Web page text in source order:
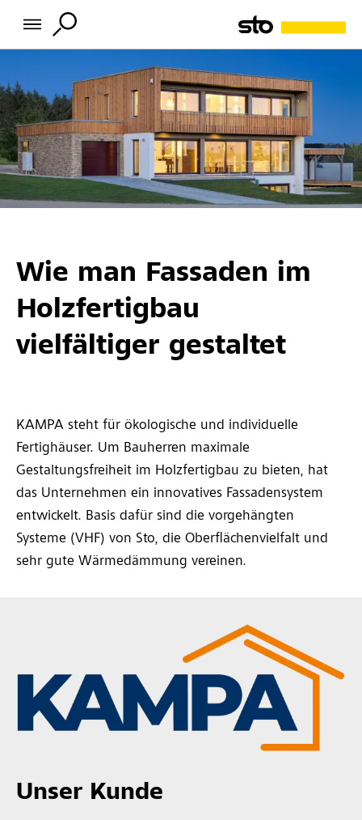
Wie man Fassaden im
Holzfertigbau
vielfältiger gestaltet
KAMPA steht für ökologische und individuelle
Fertighäuser. Um Bauherren maximale
Gestaltungsfreiheit im Holzfertigbau zu bieten, hat
das Unternehmen ein innovatives Fassadensystem
entwickelt. Basis dafür sind die vorgehängten
Systeme (VHF) von Sto, die Oberflächenvielfalt und
sehr gute Wärmedämmung vereinen.
Unser Kunde